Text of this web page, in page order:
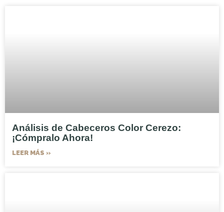
Análisis de Cabeceros Color Cerezo:
¡Cómpralo Ahora!
LEER MÁS »